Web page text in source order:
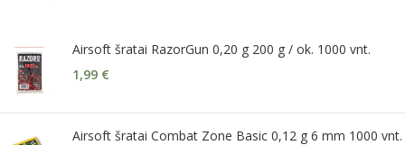
Airsoft šratai RazorGun 0,20 g 200 g / ok. 1000 vnt.
1,99 €
Airsoft šratai Combat Zone Basic 0,12 g 6 mm 1000 vnt.